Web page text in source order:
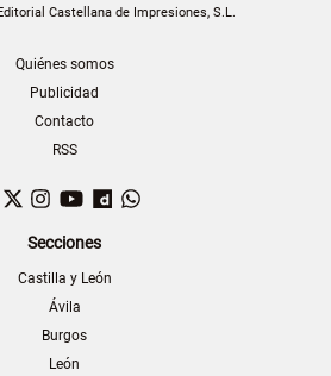
Castellana de Impresiones, S.L.
Quiénes somos
Publicidad
Contacto
RSS
Facebook
TwitterInstagram
YouTubeDailymotion
Secciones
Castilla y León
Ávila
Burgos
León